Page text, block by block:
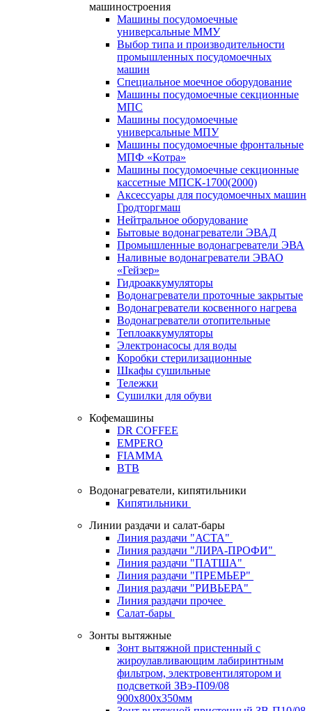
машиностроения
Машины посудомоечные
универсальные ММУ
Выбор типа и производительности
промышленных посудомоечных
машин
Специальное моечное оборудование
Машины посудомоечные секционные
МПС
Машины посудомоечные
универсальные МПУ
Машины посудомоечные фронтальные
МПФ «Котра»
Машины посудомоечные секционные
кассетные МПСК-1700(2000)
Аксессуары для посудомоечных машин
Гродторгмаш
Нейтральное оборудование
Бытовые водонагреватели ЭВАД
Промышленные водонагреватели ЭВА
Наливные водонагреватели ЭВАО
«Гейзер»
Гидроаккумуляторы
Водонагреватели проточные закрытые
Водонагреватели косвенного нагрева
Водонагреватели отопительные
Теплоаккумуляторы
Электронасосы для воды
Коробки стерилизационные
Шкафы сушильные
Тележки
Сушилки для обуви
Кофемашины
DR COFFEE
EMPERO
FIAMMA
BTB
Водонагреватели, кипятильники
Кипятильники
Линии раздачи и салат-бары
Линия раздачи "АСТА"
Линия раздачи "ЛИРА-ПРОФИ"
Линия раздачи "ПАТША"
Линия раздачи "ПРЕМЬЕР"
Линия раздачи "РИВЬЕРА"
Линия раздачи прочее
Салат-бары
Зонты вытяжные
Зонт вытяжной пристенный с
жироулавливающим лабиринтным
фильтром, электровентилятором и
подсветкой ЗВэ-П09/08
900х800х350мм